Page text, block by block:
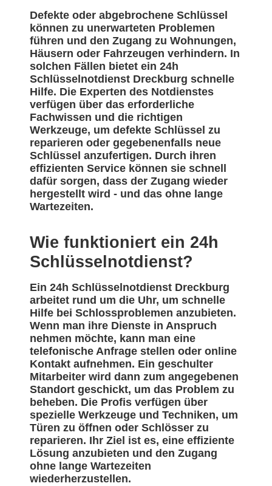
Defekte oder abgebrochene Schlüssel
können zu unerwarteten Problemen
führen und den Zugang zu Wohnungen,
Häusern oder Fahrzeugen verhindern. In
solchen Fällen bietet ein 24h
Schlüsselnotdienst Dreckburg schnelle
Hilfe. Die Experten des Notdienstes
verfügen über das erforderliche
Fachwissen und die richtigen
Werkzeuge, um defekte Schlüssel zu
reparieren oder gegebenenfalls neue
Schlüssel anzufertigen. Durch ihren
effizienten Service können sie schnell
dafür sorgen, dass der Zugang wieder
hergestellt wird - und das ohne lange
Wartezeiten.
Wie funktioniert ein 24h
Schlüsselnotdienst?
Ein 24h Schlüsselnotdienst Dreckburg
arbeitet rund um die Uhr, um schnelle
Hilfe bei Schlossproblemen anzubieten.
Wenn man ihre Dienste in Anspruch
nehmen möchte, kann man eine
telefonische Anfrage stellen oder online
Kontakt aufnehmen. Ein geschulter
Mitarbeiter wird dann zum angegebenen
Standort geschickt, um das Problem zu
beheben. Die Profis verfügen über
spezielle Werkzeuge und Techniken, um
Türen zu öffnen oder Schlösser zu
reparieren. Ihr Ziel ist es, eine effiziente
Lösung anzubieten und den Zugang
ohne lange Wartezeiten
wiederherzustellen.